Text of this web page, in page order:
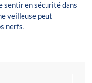
sentir en sécurité dans
veilleuse peut
nerfs.